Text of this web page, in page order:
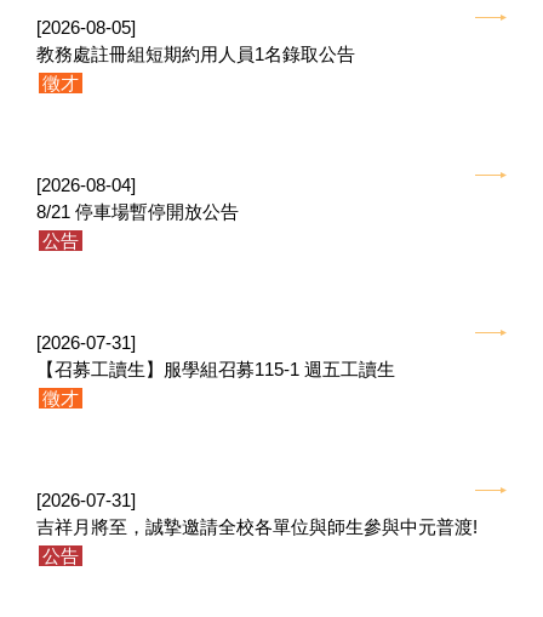
[2026-08-05]
教務處註冊組短期約用人員1名錄取公告
徵才
[2026-08-04]
8/21 停車場暫停開放公告
公告
[2026-07-31]
【召募工讀生】服學組召募115-1 週五工讀生
徵才
[2026-07-31]
吉祥月將至，誠摯邀請全校各單位與師生參與中元普渡!
公告